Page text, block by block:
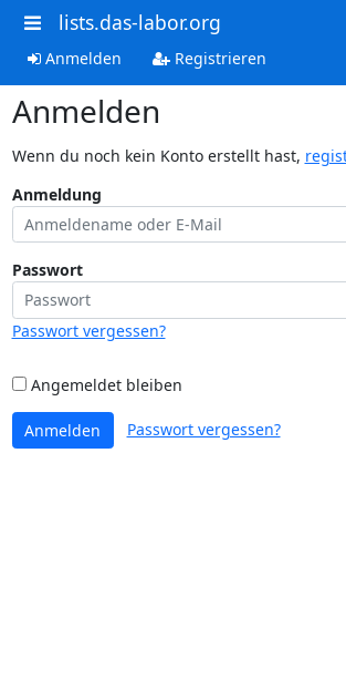
lists.das-labor.org
Anmelden Registrieren
Anmelden
Wenn du noch kein Konto erstellt hast,
Anmeldung
Passwort
Passwort vergessen?
Angemeldet bleiben
Anmelden Passwort vergessen?